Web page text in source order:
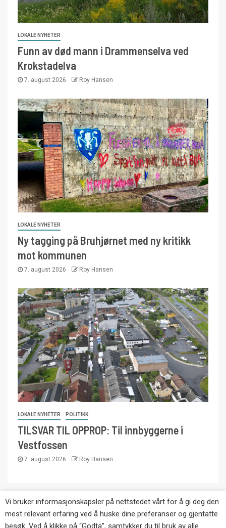
LOKALE NYHETER
Funn av død mann i Drammenselva ved
Krokstadelva
7. august 2026 Roy Hansen
LOKALE NYHETER
Ny tagging på Bruhjørnet med ny kritikk
mot kommunen
7. august 2026 Roy Hansen
LOKALE NYHETER POLITIKK
TILSVAR TIL OPPROP: Til innbyggerne i
Vestfossen
7. august 2026 Roy Hansen
Copyright © Eikernytt.no utgis av Roy’s
Pressetjeneste. Kopiering av tekst, bilder og
Vi bruker informasjonskapsler på nettstedet vårt for å gi deg den
mest relevant erfaring ved å huske dine preferanser og gjentatte
besøk. Ved å klikke på “Godta”, samtykker du til bruk av alle